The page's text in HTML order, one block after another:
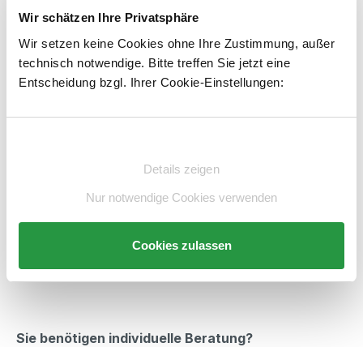
Wir schätzen Ihre Privatsphäre
Wir setzen keine Cookies ohne Ihre Zustimmung, außer
technisch notwendige. Bitte treffen Sie jetzt eine
Entscheidung bzgl. Ihrer Cookie-Einstellungen:
Details zeigen
Nur notwendige Cookies verwenden
Cookies zulassen
Produkt Anzahl: Gib den gewünschten
STK In den Warenkorb
Sie benötigen individuelle Beratung?